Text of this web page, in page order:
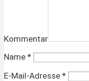
Kommentar
Name *
E-Mail-Adresse *